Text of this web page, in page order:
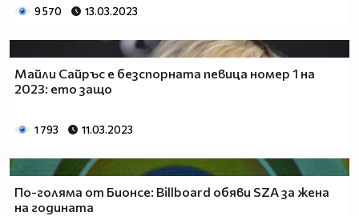
9 570 13.03.2023
Майли Сайръс е безспорната певица номер 1 на
2023: ето защо
1 793 11.03.2023
По-голяма от Бионсе: Billboard обяви SZA за жена
на годината